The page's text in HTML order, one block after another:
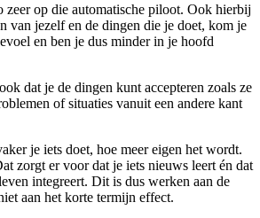
zeer op die automatische piloot. Ook hierbij
van jezelf en de dingen die je doet, kom je
en ben je dus minder in je hoofd
dat je de dingen kunt accepteren zoals ze
of situaties vanuit een andere kant
je iets doet, hoe meer eigen het wordt.
zorgt er voor dat je iets nieuws leert én dat
integreert. Dit is dus werken aan de
aan het korte termijn effect.